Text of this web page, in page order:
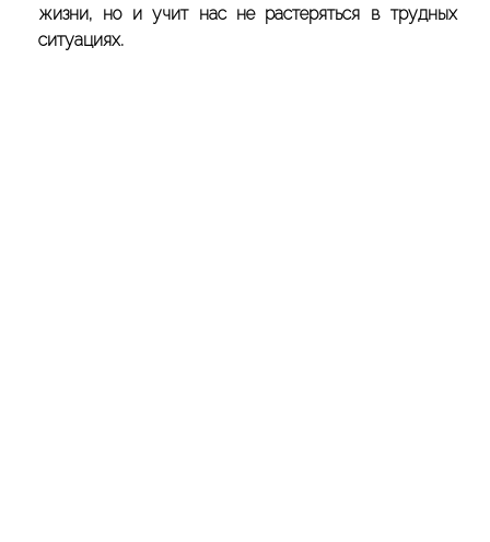
жизни, но и учит нас не растеряться в трудных
ситуациях.